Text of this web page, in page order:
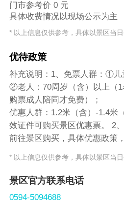
门市参考价 0 元
具体收费情况以现场公示为主
* 以上信息仅供参考，具体以景区当
优待政策
补充说明：1、免票人群：①儿
②老人：70周岁（含）以上（
购票成人陪同才免费）；
优惠人群：1.2米（含）-1.4米
效证件可购买景区优惠票。 2
前往景区购买，具体优惠政策
* 以上信息仅供参考，具体以景区当
景区官方联系电话
0594-5094688